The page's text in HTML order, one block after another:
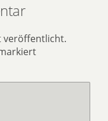
veröffentlicht.